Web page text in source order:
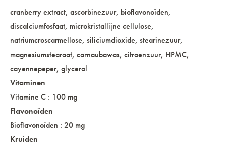
cranberry extract, ascorbinezuur, bioflavonoïden,
discalciumfosfaat, microkristallijne cellulose,
natriumcroscarmellose, siliciumdioxide, stearinezuur,
magnesiumstearaat, carnaubawas, citroenzuur, HPMC,
cayennepeper, glycerol
Vitaminen
Vitamine C : 100 mg
Flavonoïden
Bioflavonoïden : 20 mg
Kruiden